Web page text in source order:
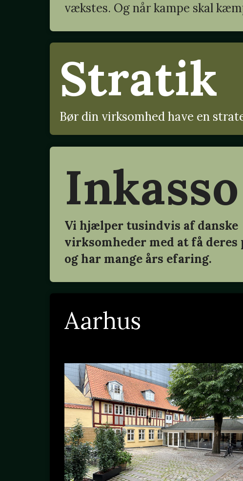
vækstes. Og når kampe skal
Stratik
Bør din virksomhed have en
Inkasso
Vi hjælper tusindvis af danske
virksomheder med at få deres
og har mange års efaring.
Aarhus